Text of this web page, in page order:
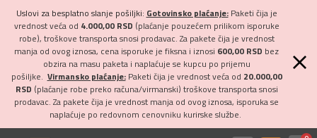
Uslovi za besplatno slanje pošiljki: Gotovinsko plaćanje:Paketi čija je
vrednost veća od 4.000,00 RSD (plaćanje pouzećem prilikom isporuke
robe), troškove transporta snosi prodavac. Za pakete čija je vrednost
manja od ovog iznosa, cena isporuke je fiksna i iznosi 600,00 RSD bez
obzira na masu paketa i naplaćuje se kupcu po prijemu
pošiljke. Virmansko plaćanje:Paketi čija je vrednost veća od 20.000,00
RSD (plaćanje robe preko računa/virmanski) troškove transporta snosi
prodavac. Za pakete čija je vrednost manja od ovog iznosa, isporuka se
naplaćuje po redovnom cenovniku kurirske službe.